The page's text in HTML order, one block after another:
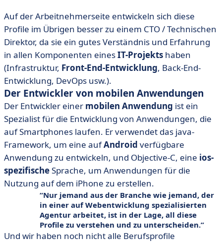
Auf der Arbeitnehmerseite entwickeln sich diese
Profile im Übrigen besser zu einem CTO / Technischen
Direktor, da sie ein gutes Verständnis und Erfahrung
in allen Komponenten einesIT-Projekts haben
(Infrastruktur, Front-End-Entwicklung, Back-End-
Entwicklung, DevOps usw.).
Der Entwickler von mobilen Anwendungen
Der Entwickler einer mobilen Anwendung ist ein
Spezialist für die Entwicklung von Anwendungen, die
auf Smartphones laufen. Er verwendet das java-
Framework, um eine aufAndroid verfügbare
Anwendung zu entwickeln, und Objective-C, eine ios-
spezifischeSprache, um Anwendungen für die
Nutzung auf dem iPhone zu erstellen.
Nur jemand aus der Branche wie jemand, der
in einer auf Webentwicklung spezialisierten
Agentur arbeitet, ist in der Lage, all diese
Profile zu verstehen und zu unterscheiden.
Und wir haben noch nicht alle Berufsprofile